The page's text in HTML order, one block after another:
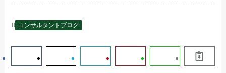
コンサルタントブログ